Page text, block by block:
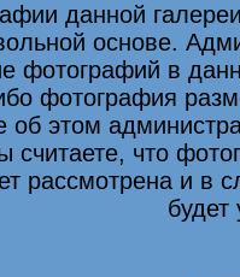
данной
основе.
фотографий в
фотография
об этом
считаете, что
рассмотрена и в
будет